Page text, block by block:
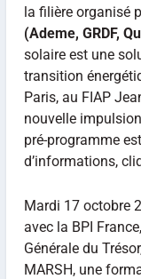
la filière organisé
(Ademe, GRDF,
solaire est une
transition
Paris, au FIAP
nouvelle
pré-programme
d’informations,
Mardi 17 octobre
avec la BPI
Générale du
MARSH, une